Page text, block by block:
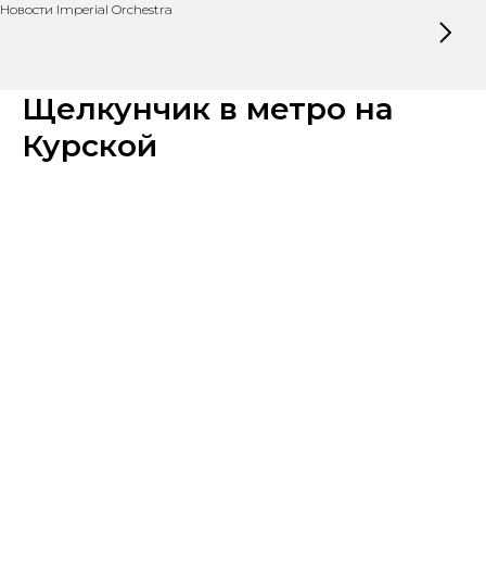
Новости Imperial Orchestra
Щелкунчик в метро на
Курской